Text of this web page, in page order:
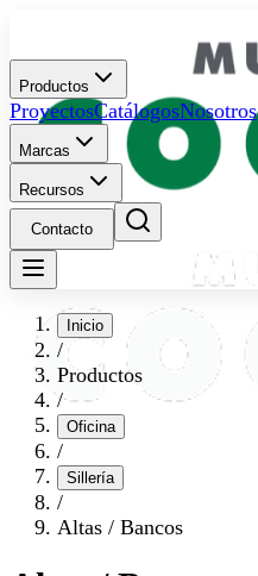
Productos
ProyectosCatálogosNosotros
Marcas
Recursos
Contacto
Inicio
/
Productos
/
Oficina
/
Sillería
/
Altas / Bancos